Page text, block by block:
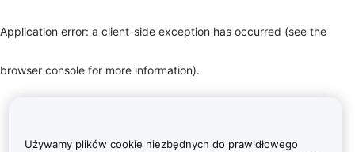
Application error: a client-side exception has occurred (see the
browser console for more information).
Używamy plików cookie niezbędnych do prawidłowego